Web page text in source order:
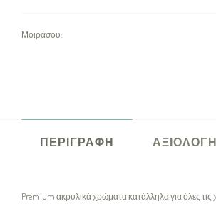
Μοιράσου:
ΠΕΡΙΓΡΑΦΉ
Premium ακρυλικά χρώματα κατάλληλα για όλες τις